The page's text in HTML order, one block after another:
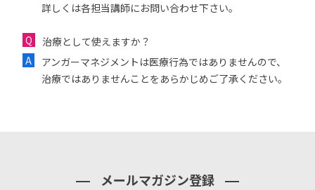
詳しくは各担当講師にお問い合わせ下さい。
治療として使えますか？
アンガーマネジメントは医療行為ではありませんので、
治療ではありませんことをあらかじめご了承ください。
メールマガジン登録